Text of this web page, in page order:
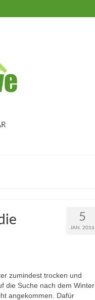
5
JAN. 2016
zumindest trocken und
die Suche nach dem Winter
angekommen. Dafür